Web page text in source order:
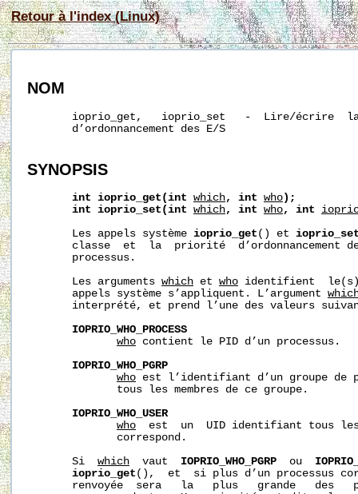
Retour à l'index (Linux)
NOM
ioprio_get,   ioprio_set   -  Lire/écrire
       d’ordonnancement des E/S
SYNOPSIS
int ioprio_get(int which, int who );
int ioprio_set(int which, int who, int
       Les appels système
ioprio_get () et
classe  et  la  priorité  d’ordonnancement
       processus.
       Les arguments
which et who identifient  le(s)
       appels système s’appliquent. L’argument
interprété, et prend l’une des valeurs
IOPRIO_WHO_PROCESS
who contient le PID d’un processus.
IOPRIO_WHO_PGRP
who est l’identifiant d’un groupe de
              tous les membres de ce groupe.
IOPRIO_WHO_USER
who
est  un  UID identifiant tous
              correspond.
       Si
which
  vaut
IOPRIO_WHO_PGRP
  ou
ioprio_get (),  et  si plus d’un processus
renvoyée  sera   la   plus   grande   des